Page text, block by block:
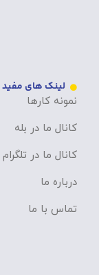
لینک های مفید
نمونه کارها
کانال ما در بله
کانال ما در تلگرام
درباره ما
تماس با ما